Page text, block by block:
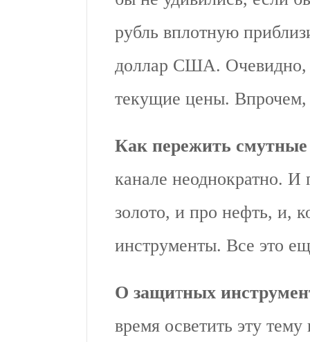
рубль вплотную
доллар США. Очевидно,
текущие цены. Впрочем,
Как пережить смутные
канале неоднократно.
золото, и про нефть, и,
инструменты. Все это
О защитных
время осветить эту